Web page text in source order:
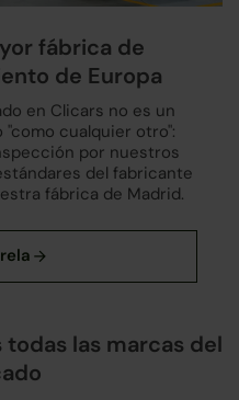
fábrica de
de Europa
en Clicars no es un
cualquier otro":
por nuestros
del fabricante
fábrica de Madrid.
las marcas del